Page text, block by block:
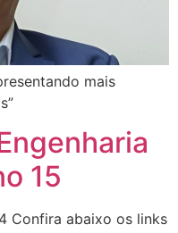
mais
15
Confira abaixo os links